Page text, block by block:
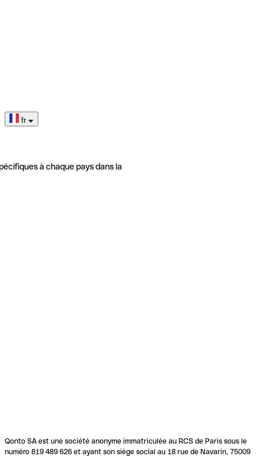
fr
à chaque pays dans la
Qonto SA est une société anonyme immatriculée au RCS de Paris sous le
numéro 819 489 626 et ayant son siège social au 18 rue de Navarin, 75009